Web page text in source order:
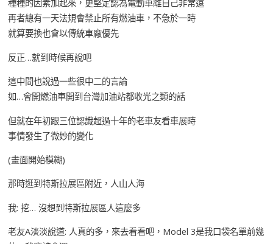
種種的因素加起來，更堅定認為電動車離自己非常遠
再者總有一天法規會禁止所有燃油車，不急於一時
就算要換也會以傳統車廠優先
反正…就到時候再說吧
這中間也說過一些很中二的言論
如…會開燃油車開到台灣加油站都收光之類的話
但就在年初跟三位認識超過十年的老車友看車展時
事情發生了微妙的變化
(畫面開始模糊)
那時逛到特斯拉展區附近，人山人海
我: 挖… 沒想到特斯拉展區人這麼多
老友A淡淡說道: 人真的多，來去看看吧，Model 3是我口袋名單前幾